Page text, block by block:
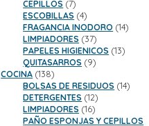
productos
CEPILLOS 77
productos
ESCOBILLAS 44
productos
FRAGANCIA INODORO 1414
LIMPIADORES 3737
productos
PAPELES HIGIENICOS 1313
QUITASARROS 99
COCINA 138138
productos
BOLSAS DE RESIDUOS 1414
DETERGENTES 1212
productos
LIMPIADORES 1616
productos
PAÑO ESPONJAS Y CEPILLOS